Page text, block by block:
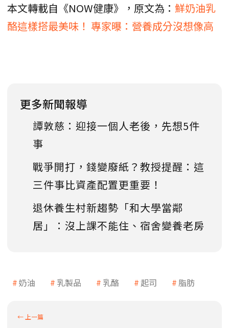
本文轉載自《NOW健康》，原文為： 鮮奶油乳
酪這樣搭最美味！ 專家曝：營養成分沒想像高
更多新聞報導
譚敦慈：迎接一個人老後，先想5件
事
戰爭開打，錢變廢紙？教授提醒：這
三件事比資產配置更重要！
退休養生村新趨勢「和大學當鄰
居」：沒上課不能住、宿舍變養老房
奶油 乳製品 乳酪 起司 脂肪